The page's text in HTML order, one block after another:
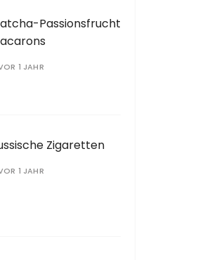
Passionsfrucht
1 JAHR
Zigaretten
1 JAHR